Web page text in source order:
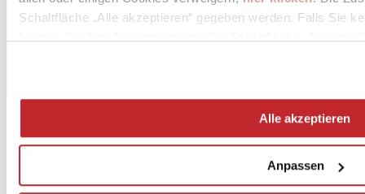
Schaltfläche „Alle akzeptieren“ gegeben werden. Falls Sie
Alle akzeptieren
Anpassen